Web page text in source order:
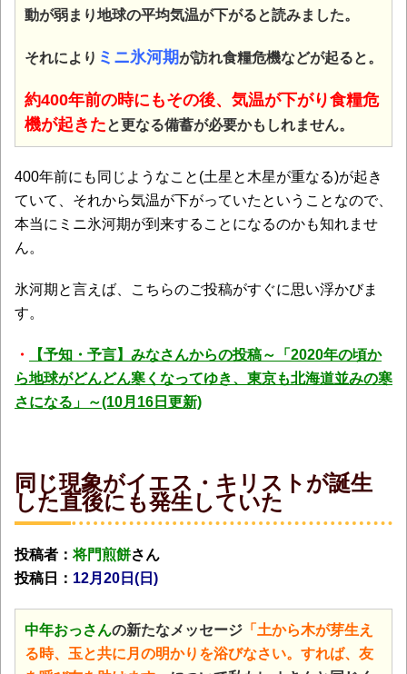
動が弱まり地球の平均気温が下がると読みました。
それにより ミニ氷河期が訪れ食糧危機などが起ると。
約400年前の時にもその後、気温が下がり食糧危
機が起きたと更なる備蓄が必要かもしれません。
400年前にも同じようなこと(土星と木星が重なる)が起き
ていて、それから気温が下がっていたということなので、
本当にミニ氷河期が到来することになるのかも知れませ
ん。
氷河期と言えば、こちらのご投稿がすぐに思い浮かびま
す。
・
【予知・予言】みなさんからの投稿～「2020年の頃か
ら地球がどんどん寒くなってゆき、東京も北海道並みの寒
さになる」～(10月16日更新)
同じ現象がイエス・キリストが誕生
した直後にも発生していた
投稿者：将門煎餅さん
投稿日： 12月20日(日 )
中年おっさんの新たなメッセージ 「土から木が芽生え
る時、玉と共に月の明かりを浴びなさい。すれば、友